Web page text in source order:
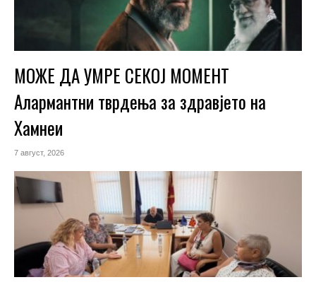
МОЖЕ ДА УМРЕ СЕКОЈ МОМЕНТ
Алармантни тврдења за здравјето на
Хамнеи
7 август, 2026